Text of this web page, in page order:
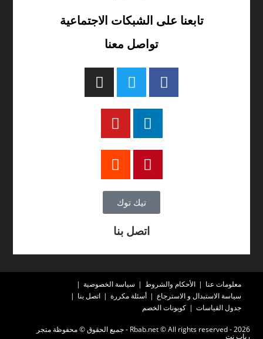
تابعنا على الشبكات الاجتماعية
تواصل معنا
تيك توك
اتصل بنا
معلومات عنا الأحكام والشروط
سياسة الخصوصية
سياسة الاستبدال و الاسترجاع
أسئلة مكررة
اتصل بنا
جدول القياسات
كوبونات الخصم
2026 - Rbab.net © All rights reserved - جميع الحقوق © محفوظة متجر
رباب نت